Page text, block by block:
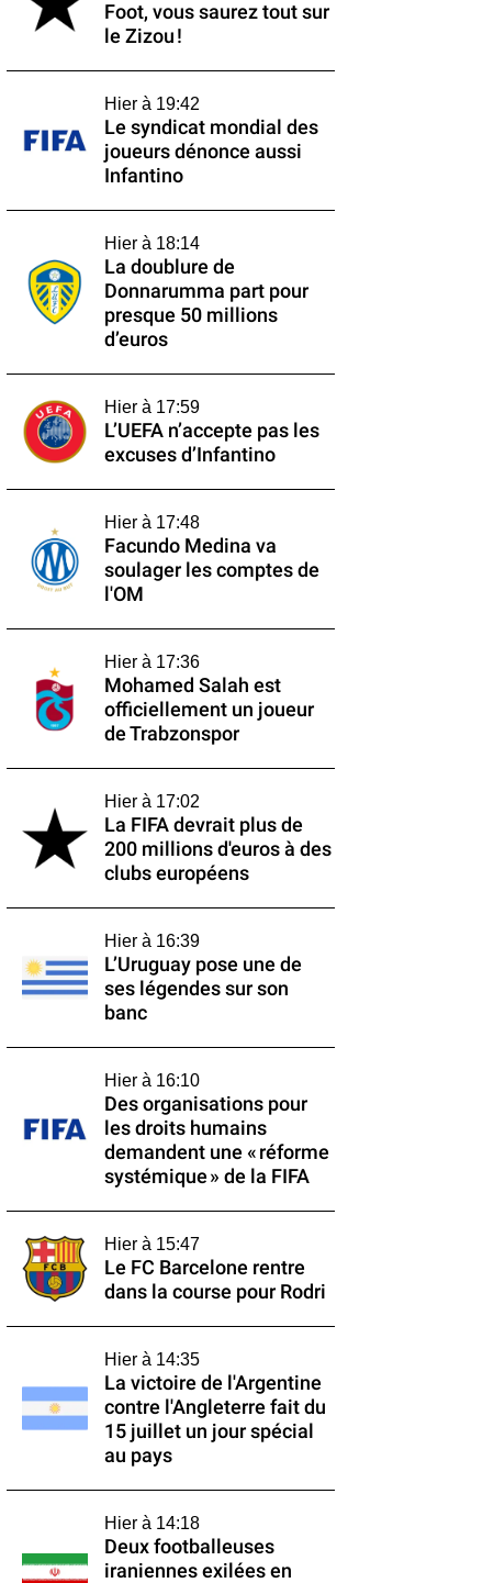
Foot, vous saurez tout sur
le Zizou !
Hier à 19:42
Le syndicat mondial des
joueurs dénonce aussi
Infantino
Hier à 18:14
La doublure de
Donnarumma part pour
presque 50 millions
d’euros
Hier à 17:59
L’UEFA n’accepte pas les
excuses d’Infantino
Hier à 17:48
Facundo Medina va
soulager les comptes de
l'OM
Hier à 17:36
Mohamed Salah est
officiellement un joueur
de Trabzonspor
Hier à 17:02
La FIFA devrait plus de
200 millions d'euros à des
clubs européens
Hier à 16:39
L’Uruguay pose une de
ses légendes sur son
banc
Hier à 16:10
Des organisations pour
les droits humains
demandent une « réforme
systémique » de la FIFA
Hier à 15:47
Le FC Barcelone rentre
dans la course pour Rodri
Hier à 14:35
La victoire de l'Argentine
contre l'Angleterre fait du
15 juillet un jour spécial
au pays
Hier à 14:18
Deux footballeuses
iraniennes exilées en